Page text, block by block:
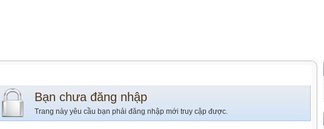
Bạn chưa đăng nhập
Trang này yêu cầu bạn phải đăng nhập mới truy cập được.